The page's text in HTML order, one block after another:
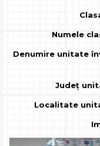
Numele
Denumire unitate
Județ
Localitate